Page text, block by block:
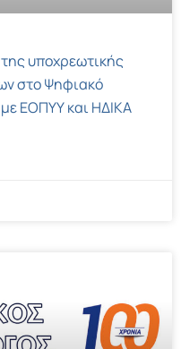
υποχρεωτικής
στο Ψηφιακό
ΕΟΠΥΥ και ΗΔΙΚΑ